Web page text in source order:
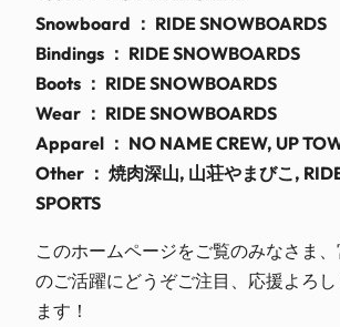
Snowboard ： RIDE SNOWBOARDS
Bindings ： RIDE SNOWBOARDS
Boots ： RIDE SNOWBOARDS
Wear ： RIDE SNOWBOARDS
Apparel ： NO NAME CREW, UP
Other ： 焼肉深山, 山荘やまびこ,
SPORTS
このホームページをご覧のみなさま
のご活躍にどうぞご注目、応援よろ
ます！